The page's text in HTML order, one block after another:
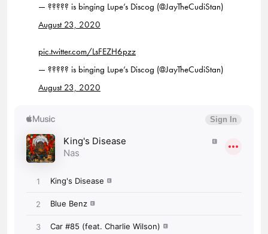
— ????? is binging Lupe’s Discog (@JayTheCudiStan)
August 23, 2020
pic.twitter.com/LsFEZH6pzz
— ????? is binging Lupe’s Discog (@JayTheCudiStan)
August 23, 2020